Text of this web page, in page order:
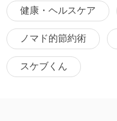
健康・ヘルスケア
ノマド的節約術
スケブくん